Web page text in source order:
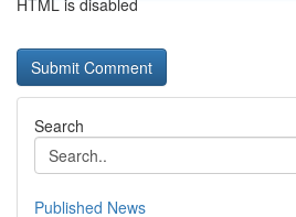
HTML is disabled
Search
Published News